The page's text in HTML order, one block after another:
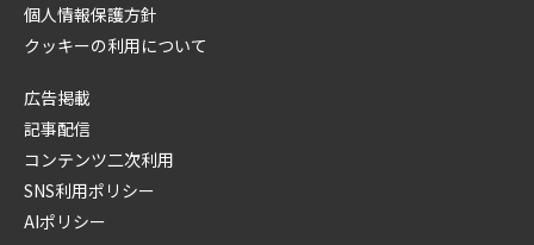
個人情報保護方針
クッキーの利用について
広告掲載
記事配信
コンテンツ二次利用
SNS利用ポリシー
AIポリシー